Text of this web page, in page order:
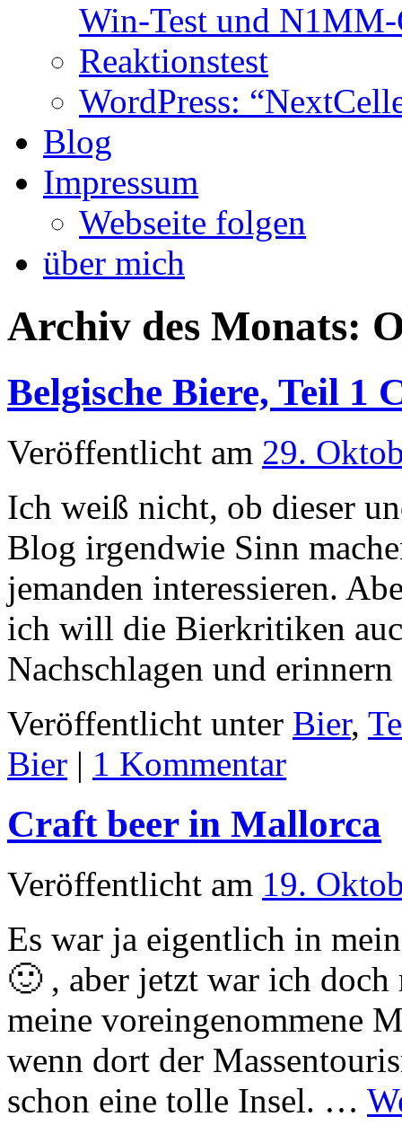
Win-Test und
Reaktionstest
WordPress:
Blog
Impressum
Webseite folgen
über mich
Archiv des Monats:
Belgische Biere, Teil 1
Veröffentlicht am 29.
Ich weiß nicht, ob dieser
Blog irgendwie Sinn
jemanden interessieren.
ich will die Bierkritiken
Nachschlagen und
Veröffentlicht unter Bier,
Bier | 1 Kommentar
Craft beer in Mallorca
Veröffentlicht am 19.
Es war ja eigentlich in
🙂 , aber jetzt war ich
meine voreingenommene
wenn dort der
schon eine tolle Insel. …